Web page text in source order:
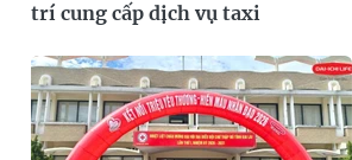
trí cung cấp dịch vụ taxi